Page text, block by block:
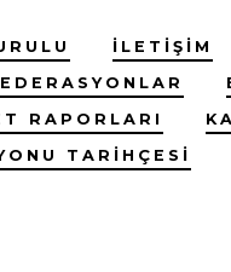
İLETIŞIM
RAPORLARI
TARIHÇESI